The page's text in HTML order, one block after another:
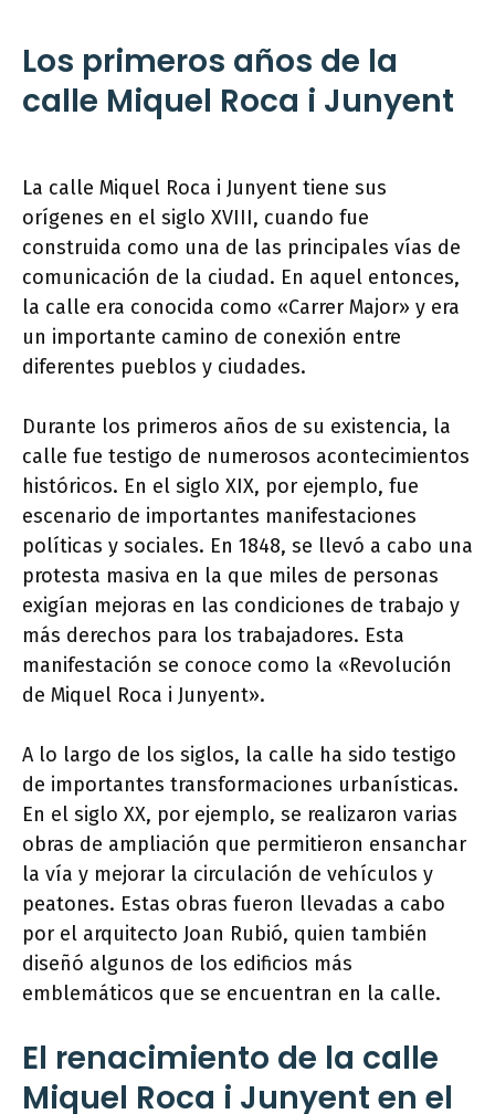
Los primeros años de la
calle Miquel Roca i Junyent
La calle Miquel Roca i Junyent tiene sus
orígenes en el siglo XVIII, cuando fue
construida como una de las principales vías de
comunicación de la ciudad. En aquel entonces,
la calle era conocida como «Carrer Major» y era
un importante camino de conexión entre
diferentes pueblos y ciudades.
Durante los primeros años de su existencia, la
calle fue testigo de numerosos acontecimientos
históricos. En el siglo XIX, por ejemplo, fue
escenario de importantes manifestaciones
políticas y sociales. En 1848, se llevó a cabo una
protesta masiva en la que miles de personas
exigían mejoras en las condiciones de trabajo y
más derechos para los trabajadores. Esta
manifestación se conoce como la «Revolución
de Miquel Roca i Junyent».
A lo largo de los siglos, la calle ha sido testigo
de importantes transformaciones urbanísticas.
En el siglo XX, por ejemplo, se realizaron varias
obras de ampliación que permitieron ensanchar
la vía y mejorar la circulación de vehículos y
peatones. Estas obras fueron llevadas a cabo
por el arquitecto Joan Rubió, quien también
diseñó algunos de los edificios más
emblemáticos que se encuentran en la calle.
El renacimiento de la calle
Miquel Roca i Junyent en el